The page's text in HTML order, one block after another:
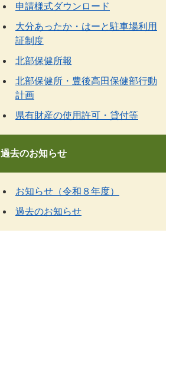
申請様式ダウンロード
大分あったか・はーと駐車場利用
証制度
北部保健所報
北部保健所・豊後高田保健部行動
計画
県有財産の使用許可・貸付等
過去のお知らせ
お知らせ（令和８年度）
過去のお知らせ